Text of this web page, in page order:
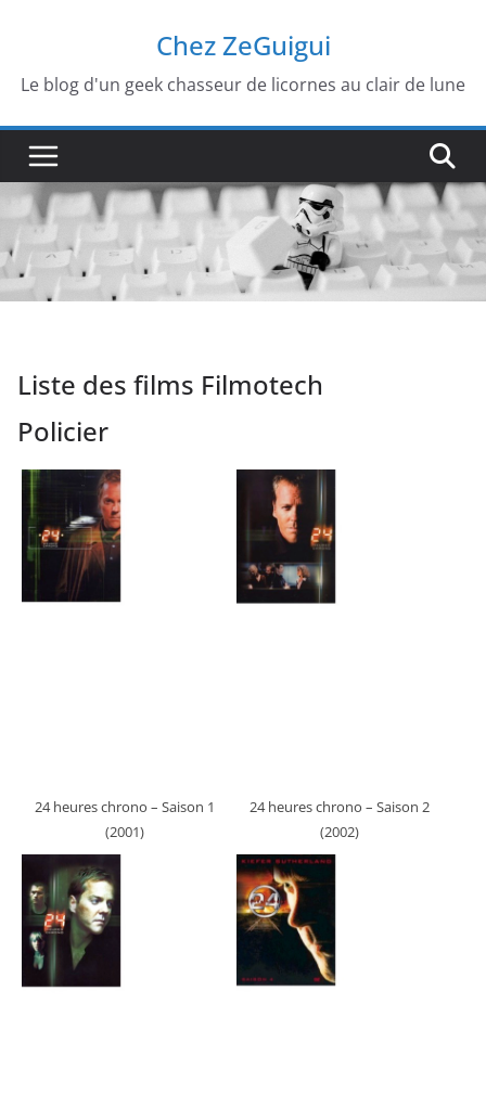
contenu
Chez ZeGuigui
Le blog d'un geek chasseur de licornes au clair de lune
Liste des films Filmotech
Policier
24 heures chrono – Saison 1
(2001)
24 heures chrono – Saison 2
(2002)